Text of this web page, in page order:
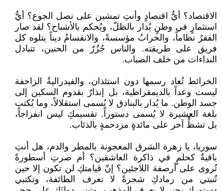
الاقتصاد؟ أيُّ اقتصادٍ وأنتِ تمشين على نصل الجوع؟ أيُّ
استثمارٍ في وطنٍ يُدار بالظلّ، ويُحكم بالأشباح؟ لقد صار
الفقرُ نظاماً، والخرابُ مؤسسةً، والانقسامُ ديناً يتلوه كل
فريق على طريقته. والناس جُزُرٌ من الحنين، تتبادل
النداءات من خلف الضباب.
الخرائط تُعاد رسمها دون استئذان، والفيدراليةُ الزاحفة
ليست وعداً بالديمقراطية، بل إنذارٌ بقدوم السكين إلى
جسد الوطن. ما يُدار بالبنادق لا يُسمى استقلالاً، وما يُكتب
بلغة العشيرة لا يُسمى دستوراً. تقسيمكِ ليس انفراجاً،
بل تشظٍّ آخر على مائدةٍ مزدحمةٍ بالذئاب.
سوريا، يا زهرة الشرق المعجونة بالمطر والدم، هل أنتِ
باقيةٌ كحلمٍ في ذاكرة العاشقين؟ أم صرتِ أسطورةً
تُروى على أرصفة اللاجئين؟ إنّ قيامتكِ لن تكون إلا حين
تُنبتي من رمادكِ شجرةً لا تعرف الطائفة، وتكتبي